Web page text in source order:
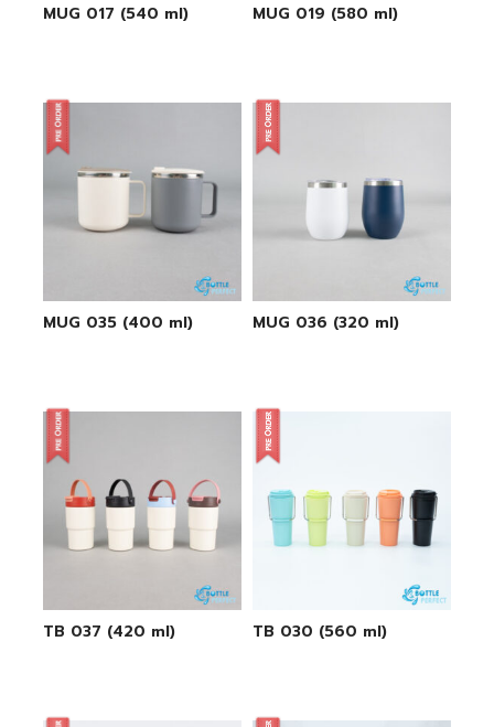
MUG 017 (540 ml) MUG 019 (580 ml)
MUG 035 (400 ml) MUG 036 (320 ml)
TB 037 (420 ml) TB 030 (560 ml)